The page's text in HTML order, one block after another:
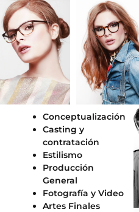
Conceptualización
Casting y
contratación
Estilismo
Producción
General
Fotografía y Video
Artes Finales